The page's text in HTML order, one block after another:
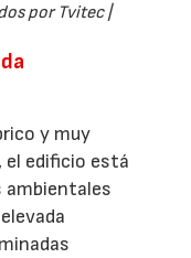
por Tvitec |
y muy
el edificio está
ambientales